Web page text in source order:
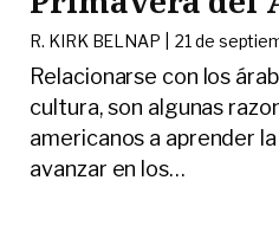
R. KIRK BELNAP |21 de
Relacionarse con los
cultura, son algunas
americanos a aprender
avanzar en los…